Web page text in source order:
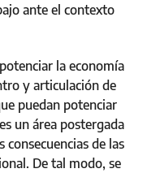
ante el contexto
la economía
y articulación de
puedan potenciar
un área postergada
de las
De tal modo, se